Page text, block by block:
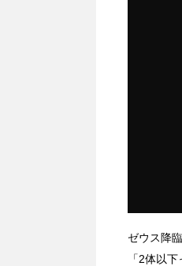
ゼウス降
「2体以